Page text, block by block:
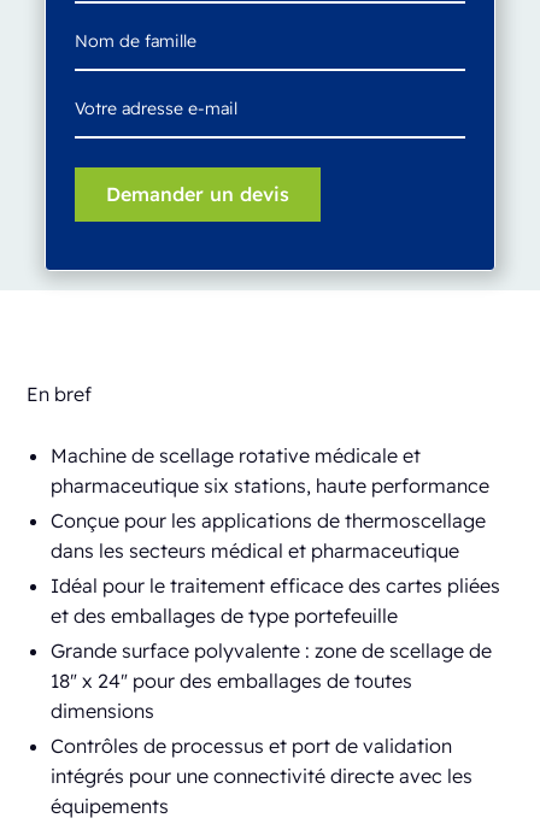
En bref
Machine de scellage rotative médicale et
pharmaceutique six stations, haute performance
Conçue pour les applications de thermoscellage
dans les secteurs médical et pharmaceutique
Idéal pour le traitement efficace des cartes pliées
et des emballages de type portefeuille
Grande surface polyvalente : zone de scellage de
18" x 24" pour des emballages de toutes
dimensions
Contrôles de processus et port de validation
intégrés pour une connectivité directe avec les
équipements